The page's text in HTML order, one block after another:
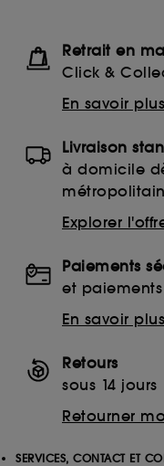
Retrait en
Click &
En savoir plus
Livraison
à domicile
Explorer
Paiements
et
En savoir plus
Retours
sous 14 jours
Retourner
SERVICES, CONTACT ET